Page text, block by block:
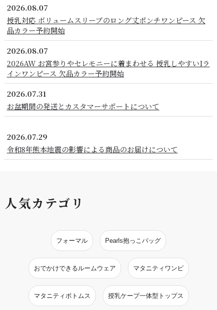
2026.08.07
授乳対応 ボリュームスリーブのロング丈ポンチワンピース 欠
品カラー予約開始
2026.08.07
2026AW お宮参りやセレモニーに着まわせる 授乳しやすいIラ
インワンピース 欠品カラー予約開始
2026.07.31
お盆期間の発送とカスタマーサポートについて
2026.07.29
令和8年熊本地震の影響による商品のお届けについて
人気カテゴリ
フォーマル Pearls抱っこバッグ
おでかけできるルームウェア マタニティワンピ
マタニティボトムス 授乳ケープ一体型トップス